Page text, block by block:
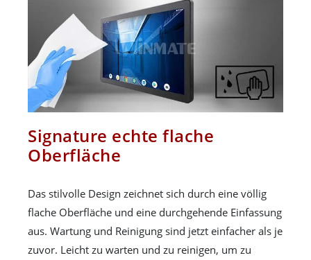
Signature echte flache
Oberfläche
Das stilvolle Design zeichnet sich durch eine völlig
flache Oberfläche und eine durchgehende Einfassung
aus. Wartung und Reinigung sind jetzt einfacher als je
zuvor. Leicht zu warten und zu reinigen, um zu